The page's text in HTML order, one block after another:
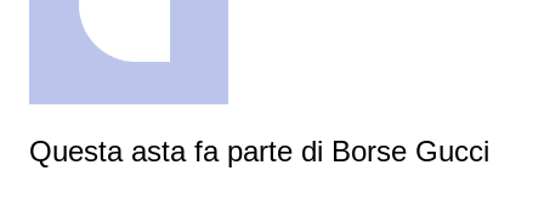
Questa asta fa parte di Borse Gucci